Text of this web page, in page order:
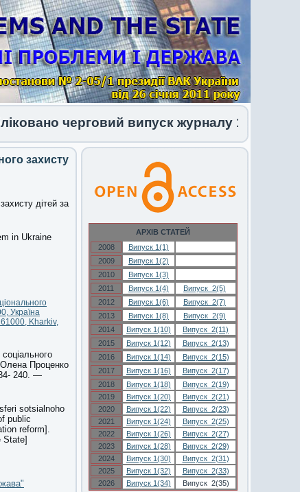
черговий випуск журналу 1 (34) 2026
захисту
дітей за
in Ukraine
Україна
Kharkiv,
Олена Проценко
240. —
sotsialnoho
public
reform].
State]
АРХІВ СТАТЕЙ
2008
Випуск 1(1)
2009
Випуск 1(2)
2010
Випуск 1(3)
2011
Випуск 1(4)
Випуск 2(5)
2012
Випуск 1(6)
Випуск 2(7)
2013
Випуск 1(8)
Випуск 2(9)
2014
Випуск 1(10)
Випуск 2(11)
2015
Випуск 1(12)
Випуск 2(13)
2016
Випуск 1(14)
Випуск 2(15)
2017
Випуск 1(16)
Випуск 2(17)
2018
Випуск 1(18)
Випуск 2(19)
2019
Випуск 1(20)
Випуск 2(21)
2020
Випуск 1(22)
Випуск 2(23)
2021
Випуск 1(24)
Випуск 2(25)
2022
Випуск 1(26)
Випуск 2(27)
2023
Випуск 1(28)
Випуск 2(29)
2024
Випуск 1(30)
Випуск 2(31)
2025
Випуск 1(32)
Випуск 2(33)
2026
Випуск 1(34) Випуск 2(35)